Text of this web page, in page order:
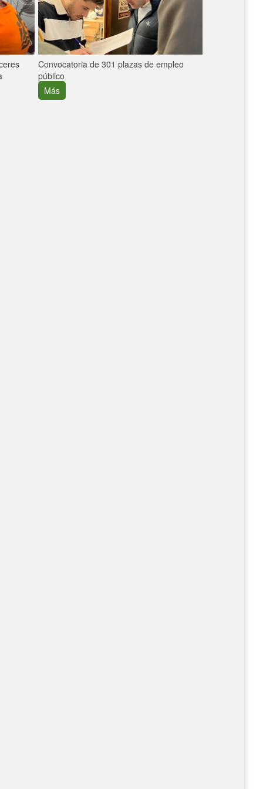
Convocatoria de 301 plazas de empleo
público
Más